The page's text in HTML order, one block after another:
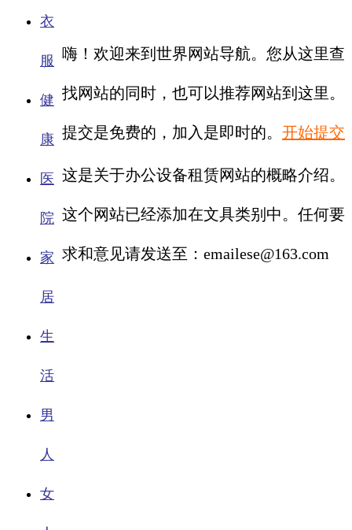
衣
服
健
康
医
院
家
居
生
活
男
人
女
嗨！欢迎来到世界网站导航。您从这里查
找网站的同时，也可以推荐网站到这里。
提交是免费的，加入是即时的。 开始提交
这是关于办公设备租赁网站的概略介绍。
这个网站已经添加在文具类别中。任何要
求和意见请发送至：emailese@163.com